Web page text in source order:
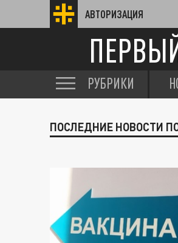
АВТОРИЗАЦИЯ
РУБРИКИ
ПОСЛЕДНИЕ НОВОСТИ